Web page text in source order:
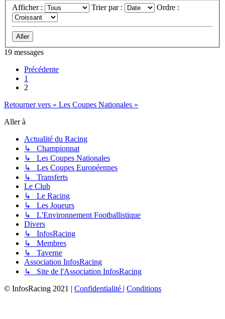
Afficher :
Trier par : Ordre :
19 messages
Précédente
1
2
Retourner vers « Les Coupes Nationales »
Aller à
Actualité du Racing
↳ Championnat
↳ Les Coupes Nationales
↳ Les Coupes Européennes
↳ Transferts
Le Club
↳ Le Racing
↳ Les Joueurs
↳ L'Environnement Footballistique
Divers
↳ InfosRacing
↳ Membres
↳ Taverne
Association InfosRacing
↳ Site de l'Association InfosRacing
© InfosRacing 2021 | Confidentialité | Conditions